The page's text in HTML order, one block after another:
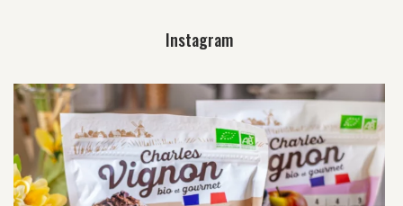
Instagram